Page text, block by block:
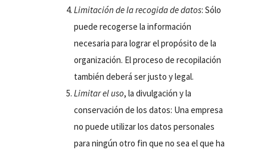
Limitación de la recogida de datos: Sólo
puede recogerse la información
necesaria para lograr el propósito de la
organización. El proceso de recopilación
también deberá ser justo y legal.
Limitar el uso, la divulgación y la
conservación de los datos: Una empresa
no puede utilizar los datos personales
para ningún otro fin que no sea el que ha